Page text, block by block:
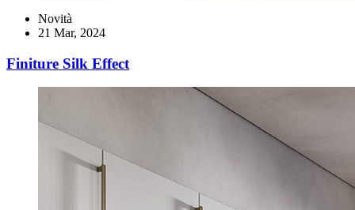
Novità
21 Mar, 2024
Finiture Silk Effect